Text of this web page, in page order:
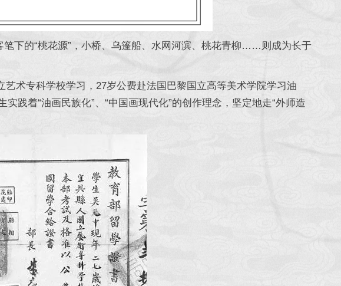
下的“桃花源”，小桥、乌篷船、水网河滨、桃花青柳……则成为长于
术专科学校学习，27岁公费赴法国巴黎国立高等美术学院学习油
践着“油画民族化”、“中国画现代化”的创作理念，坚定地走“外师造